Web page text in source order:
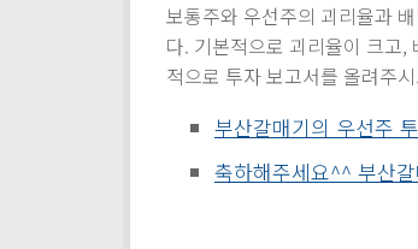
보통주와 우선주의 괴리율과
다. 기본적으로 괴리율이 크고
적으로 투자 보고서를 올려주
부산갈매기의 우선주
축하해주세요^^ 부산